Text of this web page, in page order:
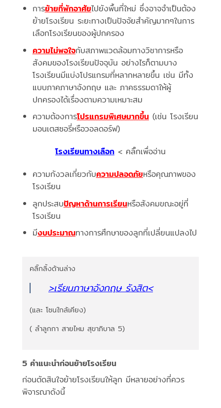
การย้ายที่พักอาศัยไปยังพื้นที่ใหม่ ซึ่งอาจจำเป็นต้อง
ย้ายโรงเรียน ระยะทางเป็นปัจจัยสำคัญมากๆในการ
เลือกโรงเรียนของผู้ปกครอง
ความไม่พอใจกับสภาพแวดล้อมทางวิชาการหรือ
สังคมของโรงเรียนปัจจุบัน อย่างไรก็ตามบาง
โรงเรียนมีแบ่งโปรแกรมที่หลากหลายขึ้น เช่น มีทั้ง
แบบภาคภาษาอังกฤษ และ ภาคธรรมดาให้ผู้
ปกครองได้เรื่องตามความเหมาะสม
ความต้องการโปรแกรมพิเศษมากขึ้น(เช่น โรงเรียน
มอนเตสซอรี่หรือวอลดอร์ฟ)
โรงเรียนทางเลือก < คลิ๊กเพื่ออ่าน
ความกังวลเกี่ยวกับความปลอดภัยหรือคุณภาพของ
โรงเรียน
ลูกประสบปัญหาด้านการเรียนหรือสังคมขณะอยู่ที่
โรงเรียน
มีงบประมาณทางการศึกษาของลูกที่เปลี่ยนแปลงไป
คลิ๊กลิ้งด้านล่าง
>เรียนภาษาอังกฤษ รังสิต<
(และ โซนใกล้เคียง)
( ลำลูกกา สายไหม สุขาภิบาล 5)
5 คำแนะนำก่อนย้ายโรงเรียน
ก่อนตัดสินใจย้ายโรงเรียนให้ลูก มีหลายอย่างที่ควร
พิจารณาดังนี้